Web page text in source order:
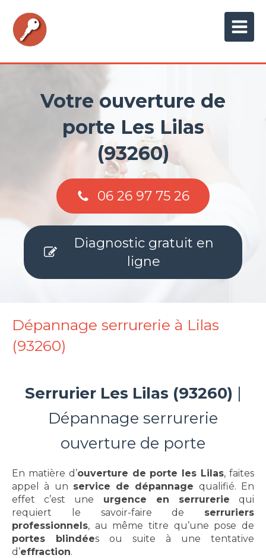
Votre ouverture de
porte Les Lilas
(93260)
06 26 97 75 26
Diagnostic gratuit en
ligne
Dépannage serrurerie à Lilas
(93260)
Serrurier Les Lilas (93260) |
Dépannage serrurerie
ouverture de porte
En matière d’ouverture de porte les Lilas, faites
appel à un service de dépannage qualifié. En
effet c’est une urgence en serrurerie qui
requiert le savoir-faire de serruriers
professionnels, au même titre qu’une pose de
portes blindées ou suite à une tentative
d’effraction.